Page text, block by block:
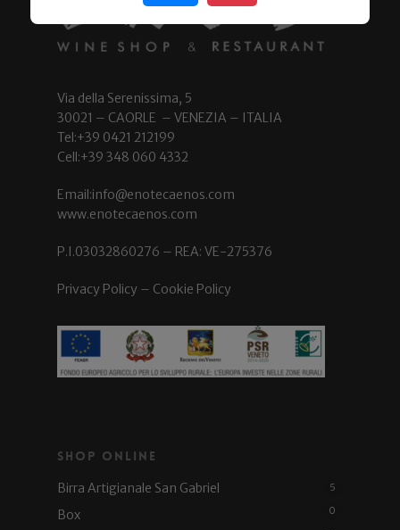
Via della Serenissima, 5
30021 – CAORLE – VENEZIA – ITALIA
Tel:+39 0421 212199
Cell:+39 348 060 4332
Email:info@enotecaenos.com
www.enotecaenos.com
P.I.03032860276 – REA: VE-275376
Privacy Policy – Cookie Policy
Shop Online
Birra Artigianale San Gabriel
5
Box 0